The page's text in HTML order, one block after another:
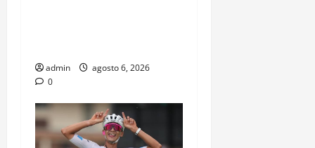
admin
agosto 6, 2026
0